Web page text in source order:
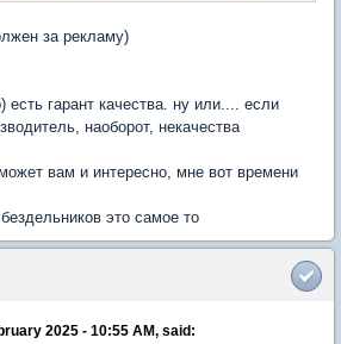
за рекламу)
есть гарант качества. ну или.... если
наоборот, некачества
вам и интересно, мне вот времени
это самое то
2025 - 10:55 AM, said: